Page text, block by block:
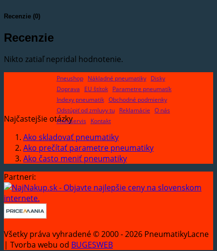
Recenzie (0)
Recenzie
Nikto zatiaľ nepridal hodnotenie.
Pneushop Nákladné pneumatiky
Disky
Doprava
EU štítok
Parametre pneumatík
Indexy pneumatik Obchodné podmienky
Odstúpiť od zmluvy tu
Reklamácie O nás
Pneuservis
Kontakt
Najčastejšie otázky
Ako skladovať pneumatiky
Ako prečítať parametre pneumatiky
Ako často meniť pneumatiky
Partneri:
Všetky práva vyhradené © 2000 - 2026 PneumatikyLacne
| Tvorba webu od BUGESWEB